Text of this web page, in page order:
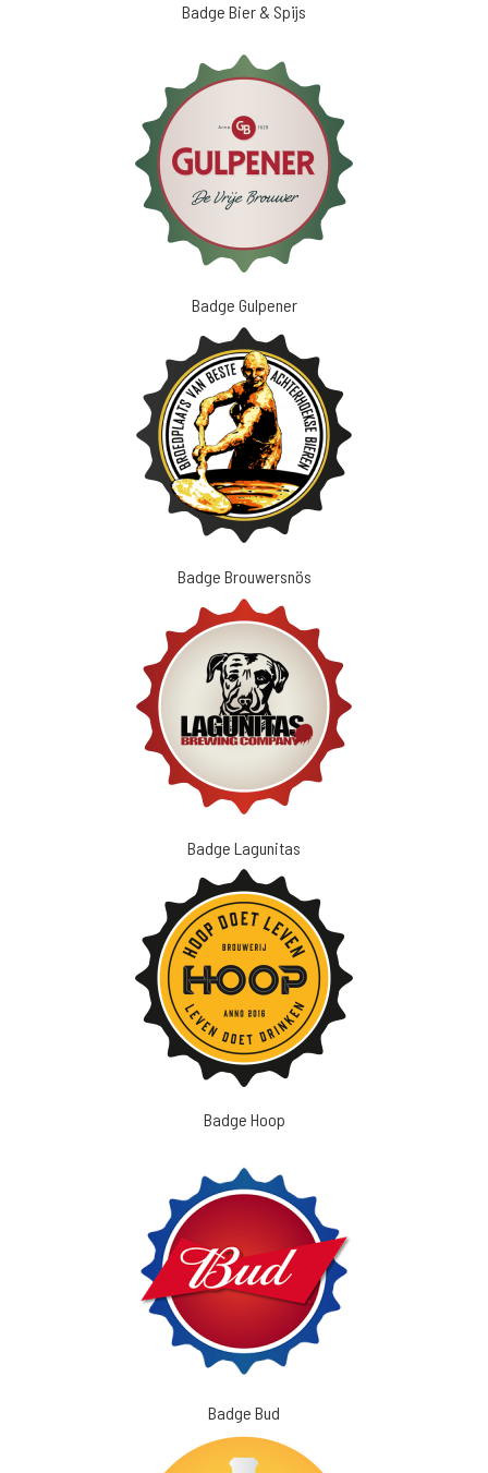
Badge Bier & Spijs
Badge Gulpener
Badge Brouwersnös
Badge Lagunitas
Badge Hoop
Badge Bud